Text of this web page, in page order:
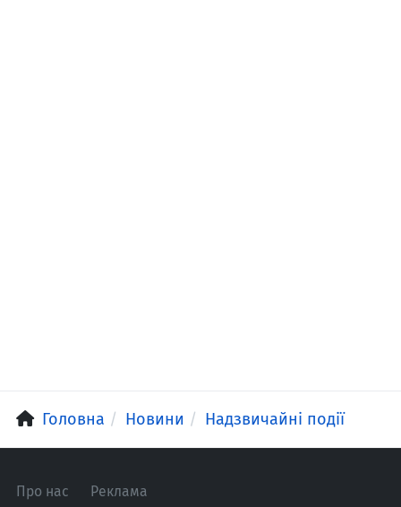
Головна Новини Надзвичайні події
Про нас Реклама